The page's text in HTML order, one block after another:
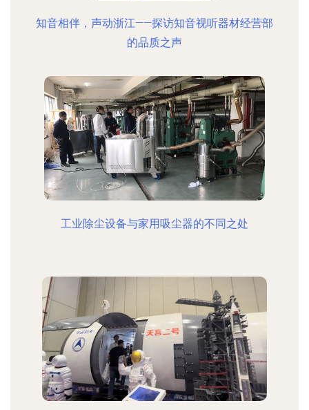
知音相伴，声动浙江——探访知音视听器材经营部
的品质之声
工业除尘设备与家用吸尘器的不同之处